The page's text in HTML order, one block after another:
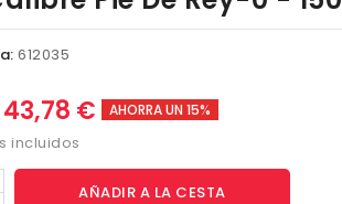
612035
43,78 € AHORRA UN 15%
incluidos
AÑADIR A LA CESTA